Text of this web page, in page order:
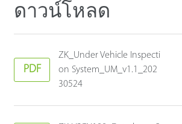
ดาวน์โหลด
PDF
ZK_Under Vehicle Inspecti
on System_UM_v1.1_202
30524